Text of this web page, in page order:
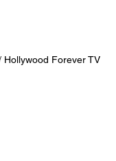
Hollywood Forever TV